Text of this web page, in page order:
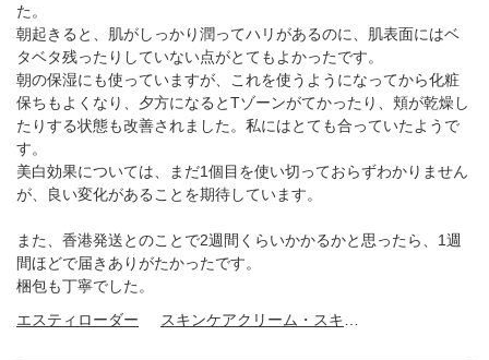
た。
朝起きると、肌がしっかり潤ってハリがあるのに、肌表面にはベ
タベタ残ったりしていない点がとてもよかったです。
朝の保湿にも使っていますが、これを使うようになってから化粧
保ちもよくなり、夕方になるとTゾーンがてかったり、頬が乾燥し
たりする状態も改善されました。私にはとても合っていたようで
す。
美白効果については、まだ1個目を使い切っておらずわかりません
が、良い変化があることを期待しています。
また、香港発送とのことで2週間くらいかかるかと思ったら、1週
間ほどで届きありがたかったです。
梱包も丁寧でした。
エスティローダー